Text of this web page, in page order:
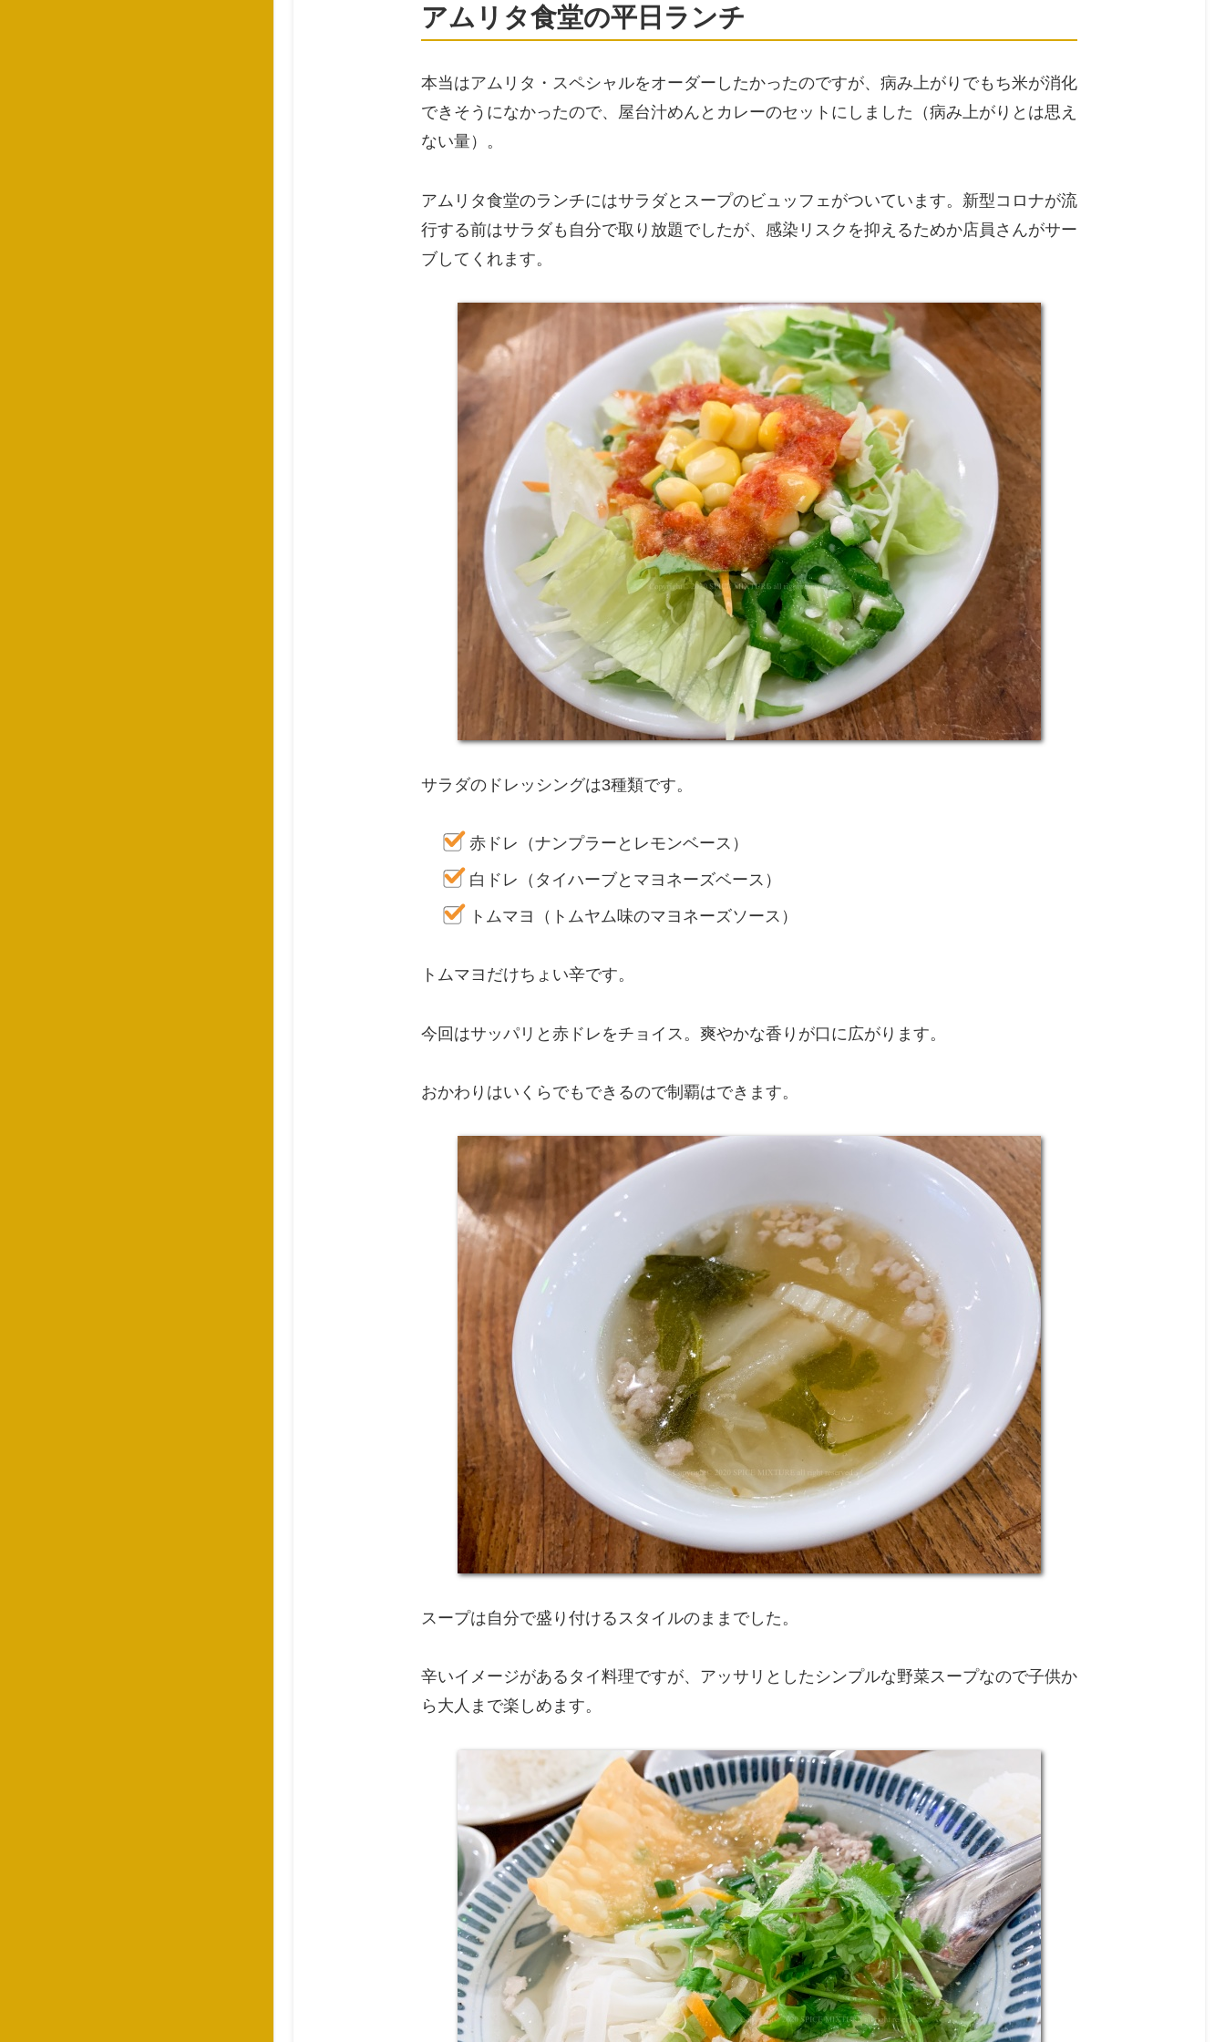
アムリタ食堂の平日ランチ
本当はアムリタ・スペシャルをオーダーしたかったのですが、病み上がりでもち米が消化
できそうになかったので、屋台汁めんとカレーのセットにしました（病み上がりとは思え
ない量）。
アムリタ食堂のランチにはサラダとスープのビュッフェがついています。新型コロナが流
行する前はサラダも自分で取り放題でしたが、感染リスクを抑えるためか店員さんがサー
ブしてくれます。
サラダのドレッシングは3種類です。
赤ドレ（ナンプラーとレモンベース）
白ドレ（タイハーブとマヨネーズベース）
トムマヨ（トムヤム味のマヨネーズソース）
トムマヨだけちょい辛です。
今回はサッパリと赤ドレをチョイス。爽やかな香りが口に広がります。
おかわりはいくらでもできるので制覇はできます。
スープは自分で盛り付けるスタイルのままでした。
辛いイメージがあるタイ料理ですが、アッサリとしたシンプルな野菜スープなので子供か
ら大人まで楽しめます。